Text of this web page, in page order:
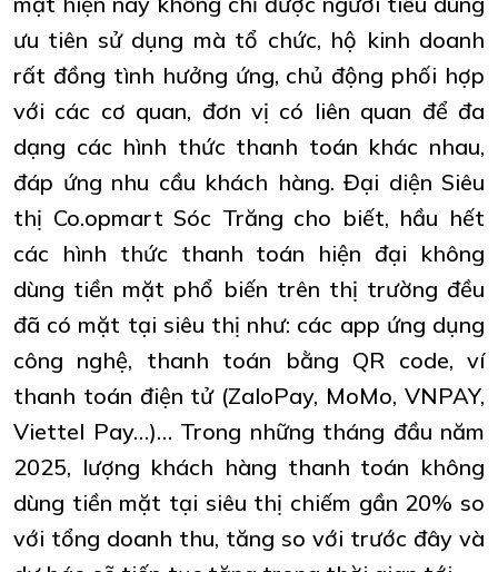
ưu tiên sử dụng mà tổ chức, hộ kinh doanh
rất đồng tình hưởng ứng, chủ động phối hợp
với các cơ quan, đơn vị có liên quan để đa
dạng các hình thức thanh toán khác nhau,
đáp ứng nhu cầu khách hàng. Đại diện Siêu
thị Co.opmart Sóc Trăng cho biết, hầu hết
các hình thức thanh toán hiện đại không
dùng tiền mặt phổ biến trên thị trường đều
đã có mặt tại siêu thị như: các app ứng dụng
công nghệ, thanh toán bằng QR code, ví
thanh toán điện tử (ZaloPay, MoMo, VNPAY,
Viettel Pay…)… Trong những tháng đầu năm
2025, lượng khách hàng thanh toán không
dùng tiền mặt tại siêu thị chiếm gần 20% so
với tổng doanh thu, tăng so với trước đây và